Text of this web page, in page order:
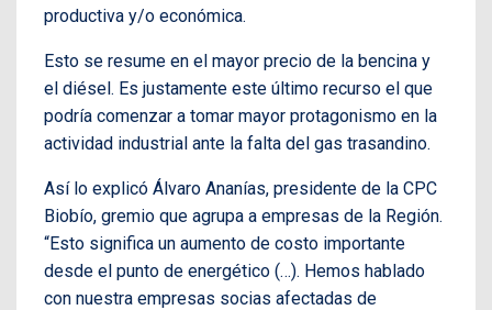
productiva y/o económica.
Esto se resume en el mayor precio de la bencina y
el diésel. Es justamente este último recurso el que
podría comenzar a tomar mayor protagonismo en la
actividad industrial ante la falta del gas trasandino.
Así lo explicó Álvaro Ananías, presidente de la CPC
Biobío, gremio que agrupa a empresas de la Región.
“Esto significa un aumento de costo importante
desde el punto de energético (…). Hemos hablado
con nuestra empresas socias afectadas de